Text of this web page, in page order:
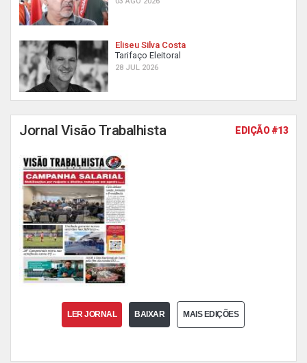
Eliseu Silva Costa
Tarifaço Eleitoral
28 JUL 2026
Jornal Visão Trabalhista EDIÇÃO #13
LER JORNAL BAIXAR MAIS EDIÇÕES